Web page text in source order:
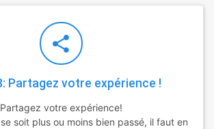
Partagez votre expérience !
Partagez votre expérience!
soit plus ou moins bien passé, il faut en